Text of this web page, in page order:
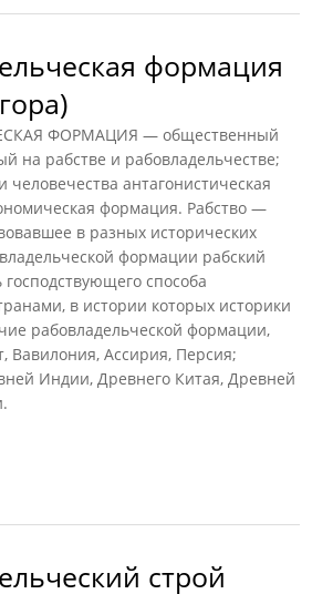
формация
ФОРМАЦИЯ — общественный
на рабстве и рабовладельчестве;
человечества антагонистическая
формация. Рабство —
в разных исторических
формации рабский
господствующего способа
в истории которых историки
рабовладельческой формации,
Вавилония, Ассирия, Персия;
Индии, Древнего Китая, Древней
строй